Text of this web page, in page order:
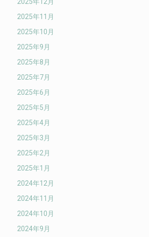
2025年11月
2025年10月
2025年9月
2025年8月
2025年7月
2025年6月
2025年5月
2025年4月
2025年3月
2025年2月
2025年1月
2024年12月
2024年11月
2024年10月
2024年9月